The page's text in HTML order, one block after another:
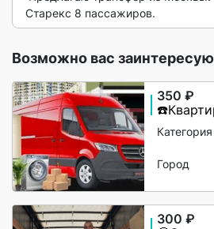
Старекс 8 пассажиров.
Возможно вас
350 ₽
Категория
Город
300 ₽